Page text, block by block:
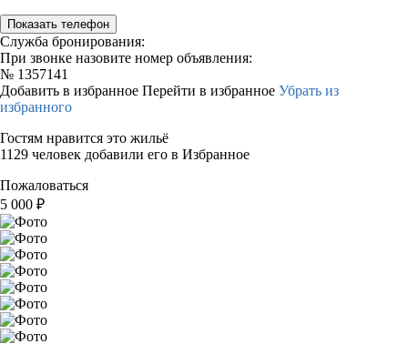
Показать телефон
Служба бронирования:
При звонке назовите номер объявления:
№ 1357141
Добавить в избранное Перейти в избранное Убрать из
избранного
Гостям нравится это жильё
1129 человек добавили его в Избранное
Пожаловаться
5 000 ₽